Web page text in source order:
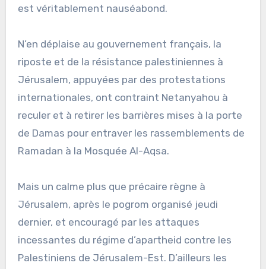
est véritablement nauséabond.
N’en déplaise au gouvernement français, la
riposte et de la résistance palestiniennes à
Jérusalem, appuyées par des protestations
internationales, ont contraint Netanyahou à
reculer et à retirer les barrières mises à la porte
de Damas pour entraver les rassemblements de
Ramadan à la Mosquée Al-Aqsa.
Mais un calme plus que précaire règne à
Jérusalem, après le pogrom organisé jeudi
dernier, et encouragé par les attaques
incessantes du régime d’apartheid contre les
Palestiniens de Jérusalem-Est. D’ailleurs les